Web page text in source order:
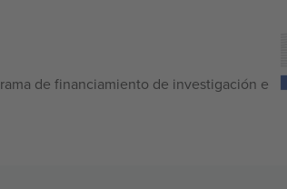
de financiamiento de investigación e